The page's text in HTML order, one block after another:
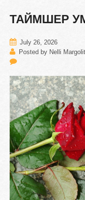
ТАЙМШЕР
July 26, 2026
Posted by Nelli Margolit